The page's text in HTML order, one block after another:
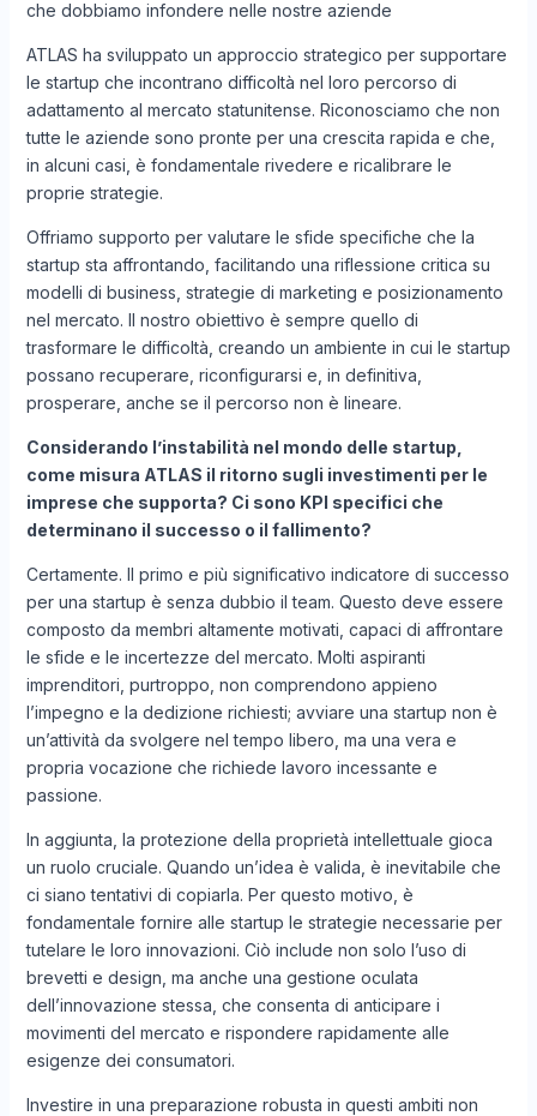
che dobbiamo infondere nelle nostre aziende
ATLAS ha sviluppato un approccio strategico per supportare
le startup che incontrano difficoltà nel loro percorso di
adattamento al mercato statunitense. Riconosciamo che non
tutte le aziende sono pronte per una crescita rapida e che,
in alcuni casi, è fondamentale rivedere e ricalibrare le
proprie strategie.
Offriamo supporto per valutare le sfide specifiche che la
startup sta affrontando, facilitando una riflessione critica su
modelli di business, strategie di marketing e posizionamento
nel mercato. Il nostro obiettivo è sempre quello di
trasformare le difficoltà, creando un ambiente in cui le startup
possano recuperare, riconfigurarsi e, in definitiva,
prosperare, anche se il percorso non è lineare.
Considerando l’instabilità nel mondo delle startup,
come misura ATLAS il ritorno sugli investimenti per le
imprese che supporta? Ci sono KPI specifici che
determinano il successo o il fallimento?
Certamente. Il primo e più significativo indicatore di successo
per una startup è senza dubbio il team. Questo deve essere
composto da membri altamente motivati, capaci di affrontare
le sfide e le incertezze del mercato. Molti aspiranti
imprenditori, purtroppo, non comprendono appieno
l’impegno e la dedizione richiesti; avviare una startup non è
un’attività da svolgere nel tempo libero, ma una vera e
propria vocazione che richiede lavoro incessante e
passione.
In aggiunta, la protezione della proprietà intellettuale gioca
un ruolo cruciale. Quando un’idea è valida, è inevitabile che
ci siano tentativi di copiarla. Per questo motivo, è
fondamentale fornire alle startup le strategie necessarie per
tutelare le loro innovazioni. Ciò include non solo l’uso di
brevetti e design, ma anche una gestione oculata
dell’innovazione stessa, che consenta di anticipare i
movimenti del mercato e rispondere rapidamente alle
esigenze dei consumatori.
Investire in una preparazione robusta in questi ambiti non